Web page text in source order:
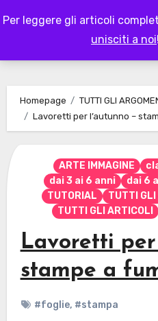
Per leggere gli articoli
unisciti a noi!
to
Homepage
TUTTI GLI
Lavoretti per l’autunno –
ARTE IMMAGINE
dai 3 ai 6 anni
dai 6
TUTORIAL
TUTTI GLI
TUTTI GLI ARTICOLI
Lavoretti per
stampe a
#foglie, #stampa